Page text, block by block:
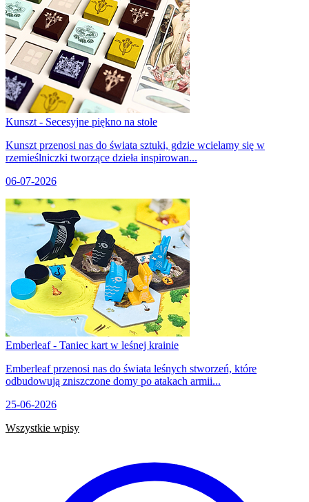
Kunszt - Secesyjne piękno na stole
Kunszt przenosi nas do świata sztuki, gdzie wcielamy się w
rzemieślniczki tworzące dzieła inspirowan...
06-07-2026
Emberleaf - Taniec kart w leśnej krainie
Emberleaf przenosi nas do świata leśnych stworzeń, które
odbudowują zniszczone domy po atakach armii...
25-06-2026
Wszystkie wpisy